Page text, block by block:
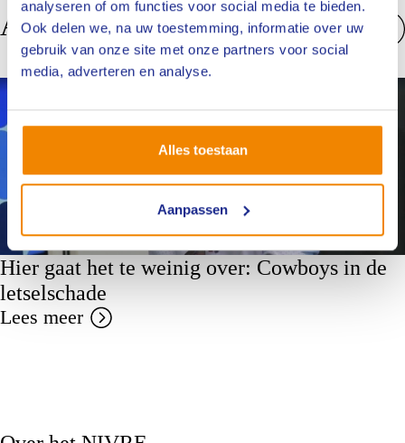
analyseren of om functies voor social media te bieden.
Ook delen we, na uw toestemming, informatie over uw
gebruik van onze site met onze partners voor social
media, adverteren en analyse.
Alles toestaan
Aanpassen
Anderen bekeken ook
Bekijk alles
Hier gaat het te weinig over: Cowboys in de
letselschade
Lees meer